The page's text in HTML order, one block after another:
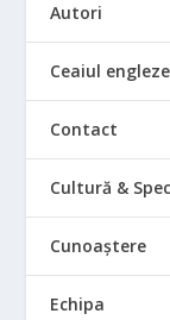
Autori
Ceaiul
Contact
Cultură &
Cunoaștere
Echipa